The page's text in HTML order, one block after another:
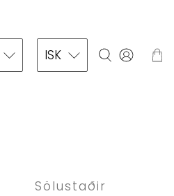
ISK
Sölustaðir